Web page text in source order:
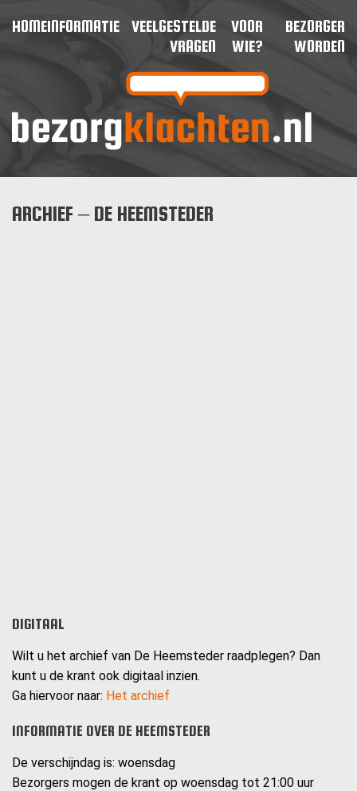
HOMEINFORMATIE
VEELGESTELDE
VRAGEN
VOOR
WIE?
BEZORGER
WORDEN
ARCHIEF – DE HEEMSTEDER
DIGITAAL
Wilt u het archief van De Heemsteder raadplegen? Dan
kunt u de krant ook digitaal inzien.
Ga hiervoor naar: Het archief
INFORMATIE OVER DE HEEMSTEDER
De verschijndag is: woensdag
Bezorgers mogen de krant op woensdag tot 21:00 uur